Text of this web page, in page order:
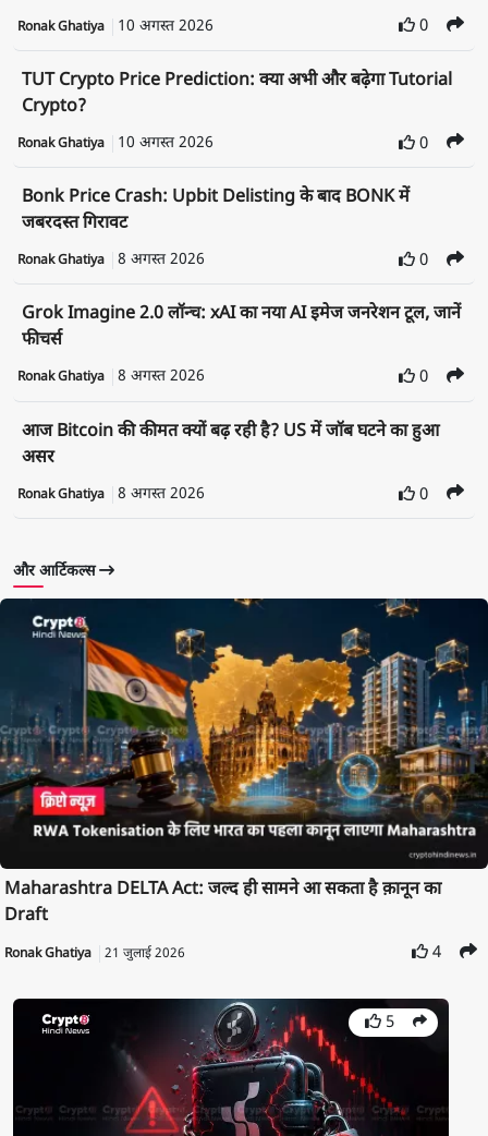
Ronak Ghatiya 10 अगस्त 2026 0
TUT Crypto Price Prediction: क्या अभी और बढ़ेगा Tutorial
Crypto?
Ronak Ghatiya 10 अगस्त 2026 0
Bonk Price Crash: Upbit Delisting के बाद BONK में
जबरदस्त गिरावट
Ronak Ghatiya 8 अगस्त 2026 0
Grok Imagine 2.0 लॉन्च: xAI का नया AI इमेज जनरेशन टूल, जानें
फीचर्स
Ronak Ghatiya 8 अगस्त 2026 0
आज Bitcoin की कीमत क्यों बढ़ रही है? US में जॉब घटने का हुआ
असर
Ronak Ghatiya 8 अगस्त 2026 0
और आर्टिकल्स
Maharashtra DELTA Act: जल्द ही सामने आ सकता है क़ानून का
Draft
Ronak Ghatiya 21 जुलाई 2026 4
5